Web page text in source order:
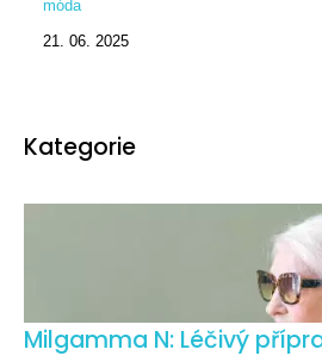
móda
21. 06. 2025
Kategorie
Milgamma N: Léčivý